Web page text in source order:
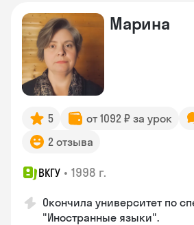
Марина
5 от 1092 ₽ за урок
2 отзыва
ВКГУ • 1998 г.
Окончила университет по
"Иностранные языки".